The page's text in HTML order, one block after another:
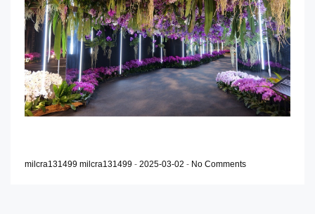
milcra131499 milcra131499 - 2025-03-02 - No Comments